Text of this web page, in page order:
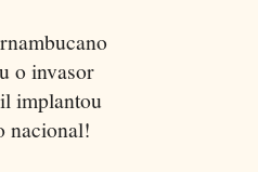
o invasor
implantou
nacional!